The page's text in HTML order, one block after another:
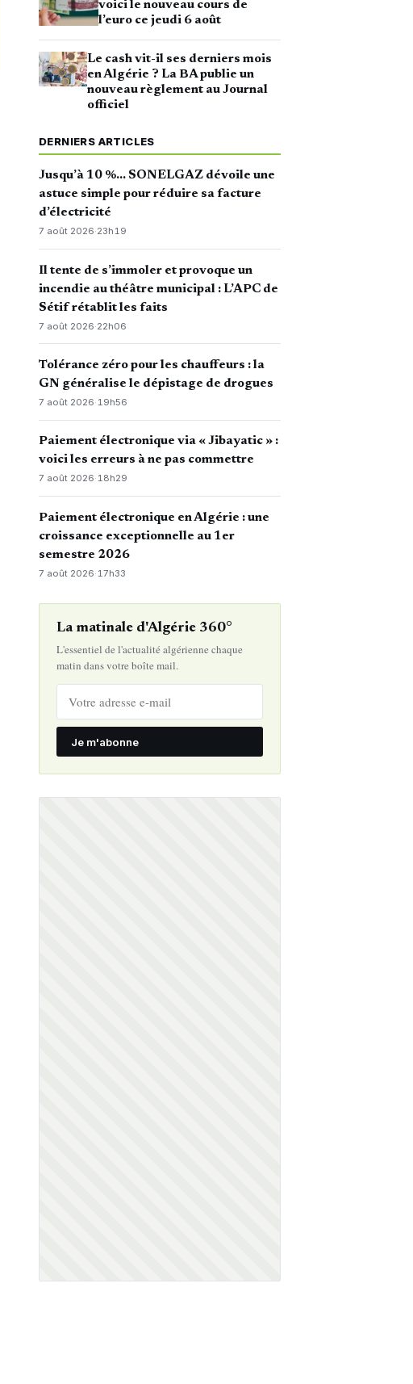
voici le nouveau cours de
l’euro ce jeudi 6 août
Le cash vit-il ses derniers mois
en Algérie ? La BA publie un
nouveau règlement au Journal
officiel
DERNIERS ARTICLES
Jusqu’à 10 %… SONELGAZ dévoile une
astuce simple pour réduire sa facture
d’électricité
7 août 2026·23h19
Il tente de s’immoler et provoque un
incendie au théâtre municipal : L’APC de
Sétif rétablit les faits
7 août 2026·22h06
Tolérance zéro pour les chauffeurs : la
GN généralise le dépistage de drogues
7 août 2026·19h56
Paiement électronique via « Jibayatic » :
voici les erreurs à ne pas commettre
7 août 2026·18h29
Paiement électronique en Algérie : une
croissance exceptionnelle au 1er
semestre 2026
7 août 2026· 17h33
La matinale d'Algérie 360°
L'essentiel de l'actualité algérienne chaque
matin dans votre boîte mail.
Je m'abonne